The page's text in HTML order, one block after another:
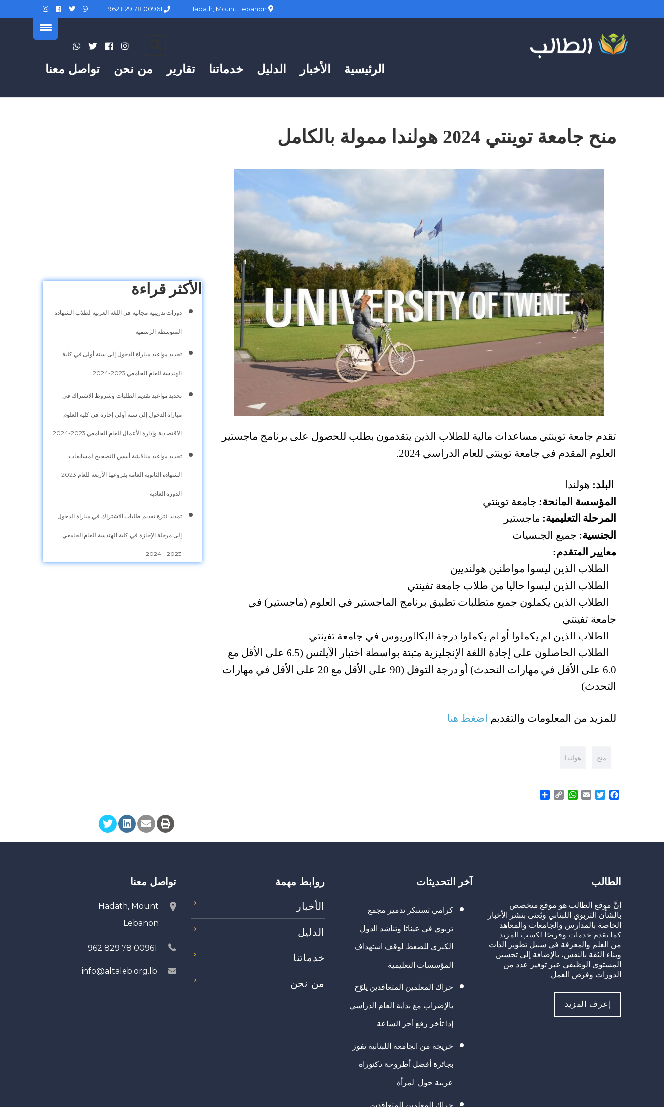
تواصل معنا من نحن تقارير خدماتنا الدليل الأخبار الرئيسية
منح جامعة توينتي 2024 هولندا ممولة بالكامل
تقدم جامعة توينتي مساعدات مالية للطلاب الذين يتقدمون بطلب للحصول على برنامج ماجستير
العلوم المقدم في جامعة توينتي للعام الدراسي 2024.
البلد: هولندا
المؤسسة المانحة: جامعة توينتي
المرحلة التعليمية: ماجستير
الجنسية: جميع الجنسيات
معايير المتقدم:
الطلاب الذين ليسوا مواطنين هولنديين
الطلاب الذين ليسوا حاليا من طلاب جامعة تفينتي
الطلاب الذين يكملون جميع متطلبات تطبيق برنامج الماجستير في العلوم (ماجستير) في
جامعة تفينتي
الطلاب الذين لم يكملوا أو لم يكملوا درجة البكالوريوس في جامعة تفينتي
الطلاب الحاصلون على إجادة اللغة الإنجليزية مثبتة بواسطة اختبار الآيلتس (6.5 على الأقل مع
6.0 على الأقل في مهارات التحدث) أو درجة التوفل (90 على الأقل مع 20 على الأقل في مهارات
التحدث)
للمزيد من المعلومات والتقديم اضغط هنا
منح هولندا
الأكثر قراءة
دورات تدريبية مجانية في اللغة العربية لطلاب الشهادة
المتوسطة الرسمية
تحديد مواعيد مباراة الدخول إلى سنة أولى في كلية
الهندسة للعام الجامعي 2023-2024
تحديد مواعيد تقديم الطلبات وشروط الاشتراك في
مباراة الدخول إلى سنة أولى إجازة في كلية العلوم
الاقتصادية وإدارة الأعمال للعام الجامعي 2023-2024
تحديد مواعيد مناقشة أسس التصحيح لمسابقات
الشهادة الثانوية العامة بفروعها الأربعة للعام 2023
الدورة العادية
تمديد فترة تقديم طلبات الاشتراك في مباراة الدخول
إلى مرحلة الإجازة في كلية الهندسة للعام الجامعي
2023 – 2024
Facebook
Twitter
Email
WhatsApp
Copy
الطالب
إنَّ موقع الطالب هو موقع متخصص
بالشأن التربوي اللبناني ويُعنى بنشر الأخبار
الخاصة بالمدارس والجامعات والمعاهد
كما يقدم خدمات وفرصًا لكسب المزيد
من العلم والمعرفة في سبيل تطوير الذات
وبناء الثقة بالنفس، بالإضافة إلى تحسين
المستوى الوظيفي عبر توفير عدد من
الدورات وفرص العمل.
إعرف المزيد
آخر التحديثات
كرامي تستنكر تدمير مجمع
تربوي في عيناثا وتناشد الدول
الكبرى للضغط لوقف استهداف
المؤسسات التعليمية
حراك المعلمين المتعاقدين يلوّح
بالإضراب مع بداية العام الدراسي
إذا تأخر رفع أجر الساعة
خريجة من الجامعة اللبنانية تفوز
بجائزة أفضل أطروحة دكتوراه
عربية حول المرأة
حراك المعلمين المتعاقدين
روابط مهمة
الأخبار
الدليل
خدماتنا
من نحن
تواصل معنا
Hadath, Mount
Lebanon
00961 78 829 962
info@altaleb.org.lb